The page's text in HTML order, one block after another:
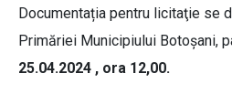
Documentația pentru licitaţie se
Primăriei Municipiului Botoşani,
25.04.2024 , ora 12,00.